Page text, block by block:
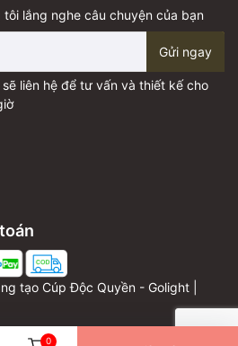
lắng nghe câu chuyện của bạn
Gửi ngay
liên hệ để tư vấn và thiết kế cho
tạo Cúp Độc Quyền - Golight |
0